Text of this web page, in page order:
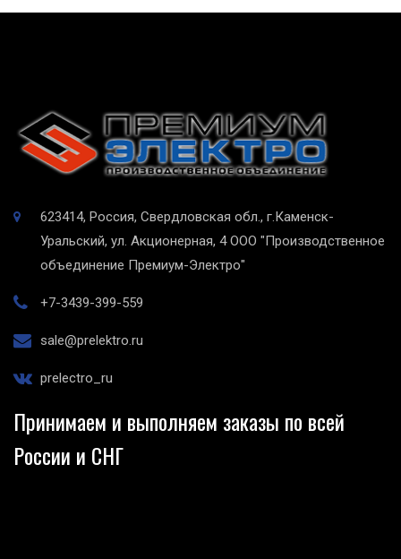
623414, Россия, Свердловская обл., г.Каменск-
Уральский, ул. Акционерная, 4 ООО "Производственное
объединение Премиум-Электро"
+7-3439-399-559
sale@prelektro.ru
prelectro_ru
Принимаем и выполняем заказы по всей
России и СНГ